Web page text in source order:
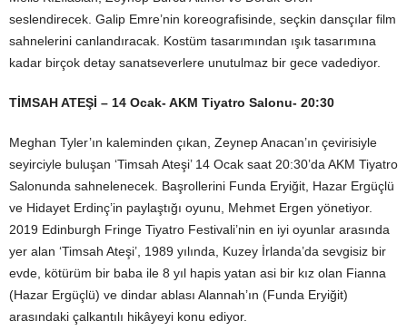
seslendirecek. Galip Emre’nin koreografisinde, seçkin dansçılar film
sahnelerini canlandıracak. Kostüm tasarımından ışık tasarımına
kadar birçok detay sanatseverlere unutulmaz bir gece vadediyor.
TİMSAH ATEŞİ – 14 Ocak- AKM Tiyatro Salonu- 20:30
Meghan Tyler’ın kaleminden çıkan, Zeynep Anacan’ın çevirisiyle
seyirciyle buluşan ‘Timsah Ateşi’ 14 Ocak saat 20:30’da AKM Tiyatro
Salonunda sahnelenecek. Başrollerini Funda Eryiğit, Hazar Ergüçlü
ve Hidayet Erdinç’in paylaştığı oyunu, Mehmet Ergen yönetiyor.
2019 Edinburgh Fringe Tiyatro Festivali’nin en iyi oyunlar arasında
yer alan ‘Timsah Ateşi’, 1989 yılında, Kuzey İrlanda’da sevgisiz bir
evde, kötürüm bir baba ile 8 yıl hapis yatan asi bir kız olan Fianna
(Hazar Ergüçlü) ve dindar ablası Alannah’ın (Funda Eryiğit)
arasındaki çalkantılı hikâyeyi konu ediyor.